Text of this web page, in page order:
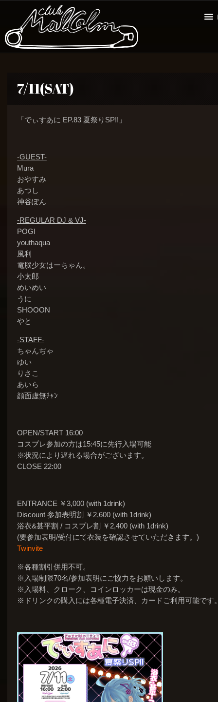
7/11(SAT)
「でぃすあに EP.83 夏祭りSP!!」
-GUEST-
Mura
おやすみ
あつし
神谷ぽん
-REGULAR DJ & VJ-
POGI
youthaqua
風利
電脳少女はーちゃん。
小太郎
めいめい
うに
SHOOON
やと
-STAFF-
ちゃんぢゃ
ゆい
りさこ
あいら
顔面虚無ﾁｬﾝ
OPEN/START 16:00
コスプレ参加の方は15:45に先行入場可能
※状況により遅れる場合がございます。
CLOSE 22:00
ENTRANCE ￥3,000 (with 1drink)
Discount 参加表明割
￥2,600 (with 1drink)
浴衣&甚平割 / コスプレ割
￥2,400 (with 1drink)
(要参加表明/受付にて衣装を確認させていただきます。)
Twinvite
※各種割引併用不可。
※入場制限70名/参加表明にご協力をお願いします。
※入場料、クローク、コインロッカーは現金のみ。
※ドリンクの購入には各種電子決済、カードご利用可能です